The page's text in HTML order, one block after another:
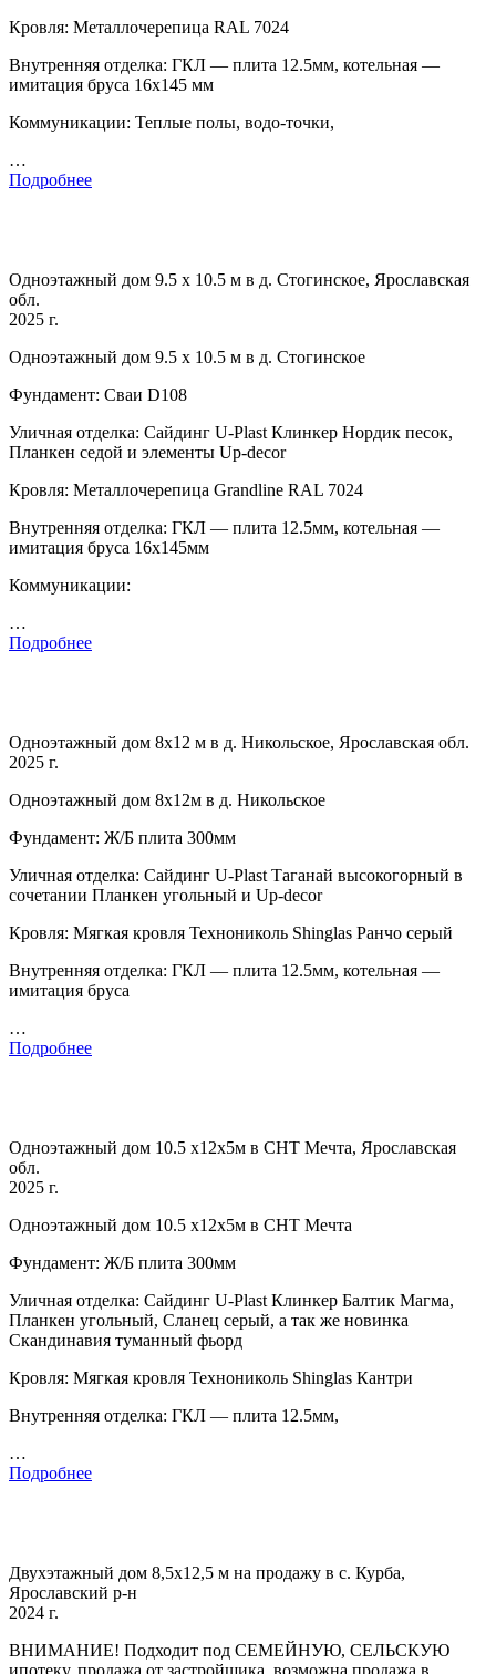
Кровля: Металлочерепица RAL 7024
Внутренняя отделка: ГКЛ — плита 12.5мм, котельная —
имитация бруса 16х145 мм
Коммуникации: Теплые полы, водо-точки,
…
Подробнее
Одноэтажный дом 9.5 х 10.5 м в д. Стогинское, Ярославская
обл.
2025 г.
Одноэтажный дом 9.5 х 10.5 м в д. Стогинское
Фундамент: Сваи D108
Уличная отделка: Сайдинг U-Plast Клинкер Нордик песок,
Планкен седой и элементы Up-decor
Кровля: Металлочерепица Grandline RAL 7024
Внутренняя отделка: ГКЛ — плита 12.5мм, котельная —
имитация бруса 16х145мм
Коммуникации:
…
Подробнее
Одноэтажный дом 8х12 м в д. Никольское, Ярославская обл.
2025 г.
Одноэтажный дом 8х12м в д. Никольское
Фундамент: Ж/Б плита 300мм
Уличная отделка: Сайдинг U-Plast Таганай высокогорный в
сочетании Планкен угольный и Up-decor
Кровля: Мягкая кровля Технониколь Shinglas Ранчо серый
Внутренняя отделка: ГКЛ — плита 12.5мм, котельная —
имитация бруса
…
Подробнее
Одноэтажный дом 10.5 х12х5м в СНТ Мечта, Ярославская
обл.
2025 г.
Одноэтажный дом 10.5 х12х5м в СНТ Мечта
Фундамент: Ж/Б плита 300мм
Уличная отделка: Сайдинг U-Plast Клинкер Балтик Магма,
Планкен угольный, Сланец серый, а так же новинка
Скандинавия туманный фьорд
Кровля: Мягкая кровля Технониколь Shinglas Кантри
Внутренняя отделка: ГКЛ — плита 12.5мм,
…
Подробнее
Двухэтажный дом 8,5x12,5 м на продажу в с. Курба,
Ярославский р-н
2024 г.
BНИМАHИE! Подходит под CЕMЕЙНУЮ, CEЛЬCКУЮ
ипoтeку, пpoдaжa oт зaстройщика, возможна прoдажa в